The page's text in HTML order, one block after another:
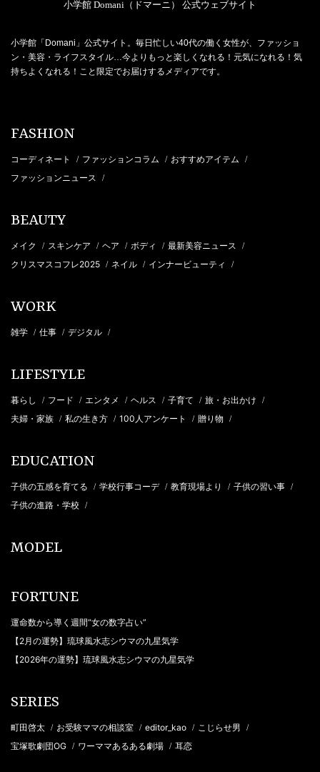
小学館 Domani（ドマーニ） 公式ウェブサイト
小学館「Domani」公式サイト。毎日忙しい40代の働く女性が、ファッショ
ン・美容・ライフスタイル…今よりもっと楽しくなれる！元気になれる！気
持ちよくなれる！こと限定でお届けするメディアです。
FASHION
コーディネート / ファッションコラム / おすすめアイテム /
ファッションニュース /
BEAUTY
メイク / スキンケア / ヘア / ボディ / 最新美容ニュース /
クリスマスコフレ2025 / ネイル / インナービューティ /
WORK
雑学 / 仕事 / デジタル /
LIFESTYLE
暮らし / フード / エンタメ / ヘルス / 子育て / 旅・お出かけ /
夫婦・家族 / 私の生き方 / 100人アンケート / 贈り物 /
EDUCATION
子供の五感を育てる / 学校行事コーデ / 教育現場より / 子供の習い事 /
子供の進路・学校 /
MODEL
FORTUNE
運命数から導く週間“女の数字占い”
【2月の運勢】琉球風水志シウマの九星気学
【2026年の運勢】琉球風水志シウマの九星気学
SERIES
町田啓太 / お受験ママの相談室 / editor_kao / こじらせ男 /
宝塚歌劇団OG / ワーママあるある劇場 / 耳恋